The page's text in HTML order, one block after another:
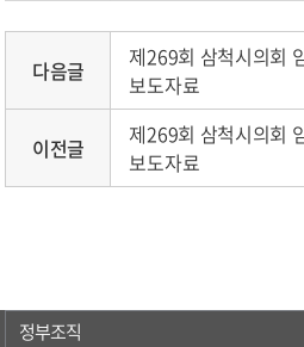
다음글
제269회 삼척시의회
보도자료
이전글
제269회 삼척시의회
보도자료
정부조직